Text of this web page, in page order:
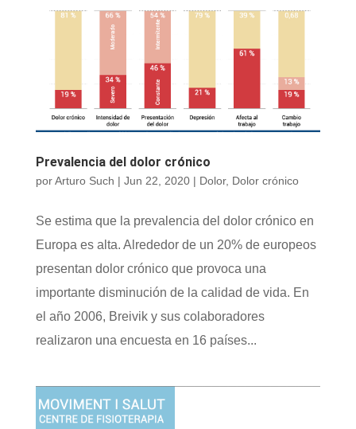
Prevalencia del dolor crónico
porArturo Such | Jun 22, 2020| Dolor, Dolor crónico
Se estima que la prevalencia del dolor crónico en
Europa es alta. Alrededor de un 20% de europeos
presentan dolor crónico que provoca una
importante disminución de la calidad de vida. En
el año 2006, Breivik y sus colaboradores
realizaron una encuesta en 16 países...